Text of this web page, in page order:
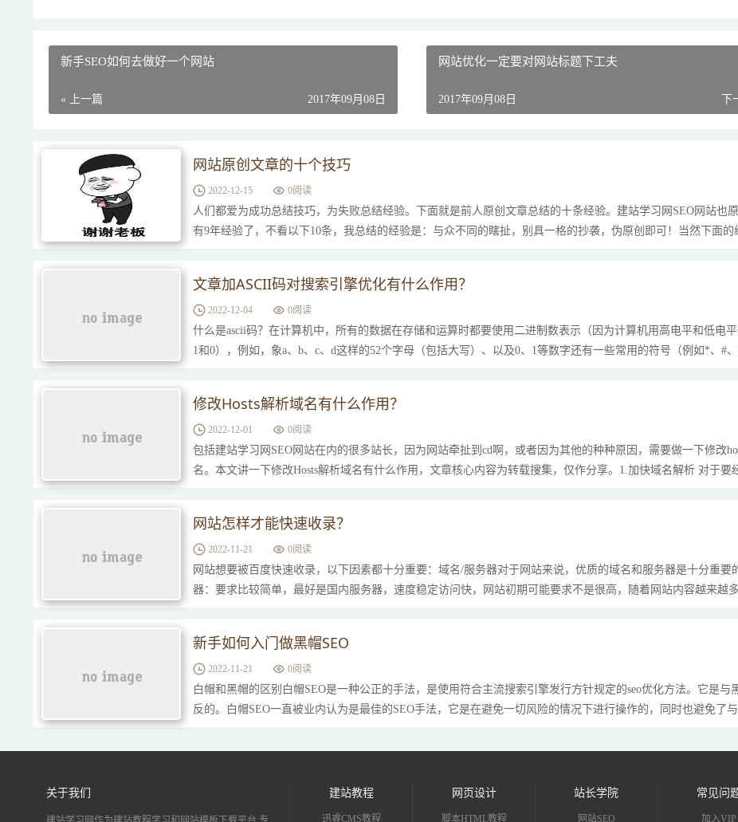
新手SEO如何去做好一个网站
« 上一篇 2017年09月08日
网站优化一定要对网站标题下工夫
2017年09月08日
网站原创文章的十个技巧
2022-12-15 0阅读
人们都爱为成功总结技巧，为失败总结经验。下面就是前人原创文章总结的十条经验。建站学习网SEO网站也
有9年经验了，不看以下10条，我总结的经验是：与众不同的瞎扯，别具一格的抄袭，伪原创即可！当然下面的
文章加ASCII码对搜索引擎优化有什么作用？
2022-12-04 0阅读
什么是ascii码？在计算机中，所有的数据在存储和运算时都要使用二进制数表示（因为计算机用高电平和低电
1和0），例如，象a、b、c、d这样的52个字母（包括大写）、以及0、1等数字还有一些常用的符号（例如*、#
修改Hosts解析域名有什么作用？
2022-12-01 0阅读
包括建站学习网SEO网站在内的很多站长，因为网站牵扯到cd啊，或者因为其他的种种原因，需要做一下修改
名。本文讲一下修改Hosts解析域名有什么作用，文章核心内容为转载搜集，仅作分享。1.加快域名解析 对于要
网站怎样才能快速收录？
2022-11-21 0阅读
网站想要被百度快速收录，以下因素都十分重要：域名/服务器对于网站来说，优质的域名和服务器是十分重要
器：要求比较简单，最好是国内服务器，速度稳定访问快，网站初期可能要求不是很高，随着网站内容越来越
新手如何入门做黑帽SEO
2022-11-21 0阅读
白帽和黑帽的区别白帽SEO是一种公正的手法，是使用符合主流搜索引擎发行方针规定的seo优化方法。它是与
反的。白帽SEO一直被业内认为是最佳的SEO手法，它是在避免一切风险的情况下进行操作的，同时也避免了
关于我们 建站教程
迅睿CMS教程
网页设计
脚本HTML教程
站长学院
网站SEO
常见问
加入VIP